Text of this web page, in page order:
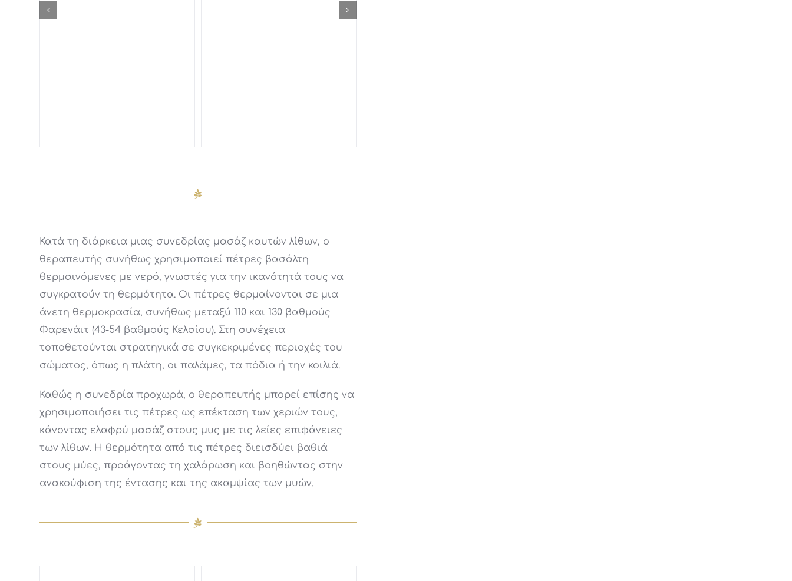
Κατά τη διάρκεια μιας συνεδρίας μασάζ καυτών λίθων, ο
θεραπευτής συνήθως χρησιμοποιεί πέτρες βασάλτη
θερμαινόμενες με νερό, γνωστές για την ικανότητά τους να
συγκρατούν τη θερμότητα. Οι πέτρες θερμαίνονται σε μια
άνετη θερμοκρασία, συνήθως μεταξύ 110 και 130 βαθμούς
Φαρενάιτ (43-54 βαθμούς Κελσίου). Στη συνέχεια
τοποθετούνται στρατηγικά σε συγκεκριμένες περιοχές του
σώματος, όπως η πλάτη, οι παλάμες, τα πόδια ή την κοιλιά.
Καθώς η συνεδρία προχωρά, ο θεραπευτής μπορεί επίσης να
χρησιμοποιήσει τις πέτρες ως επέκταση των χεριών τους,
κάνοντας ελαφρύ μασάζ στους μυς με τις λείες επιφάνειες
των λίθων. Η θερμότητα από τις πέτρες διεισδύει βαθιά
στους μύες, προάγοντας τη χαλάρωση και βοηθώντας στην
ανακούφιση της έντασης και της ακαμψίας των μυών.